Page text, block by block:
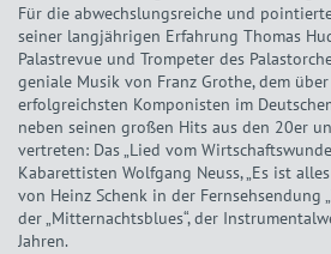
Für die abwechslungsreiche und
seiner langjährigen Erfahrung Thomas
Palastrevue und Trompeter des
geniale Musik von Franz Grothe, dem
erfolgreichsten Komponisten im
neben seinen großen Hits aus den 20er
vertreten: Das „Lied vom
Kabarettisten Wolfgang Neuss, „Es ist
von Heinz Schenk in der Fernsehsendung
der „Mitternachtsblues“, der
Jahren.